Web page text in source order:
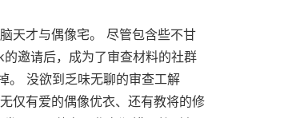
天才与偶像宅。 尽管包含些不甘
邀请后，成为了审查材料的社群
。 没欲到乏味无聊的审查工解
仅有爱的偶像优衣、还有教将的修